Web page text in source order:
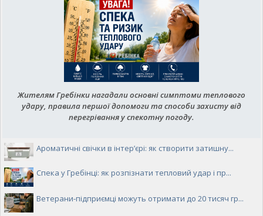
Жителям Гребінки нагадали основні симптоми теплового
удару, правила першої допомоги та способи захисту від
перегрівання у спекотну погоду.
Ароматичні свічки в інтер’єрі: як створити затишну...
Спека у Гребінці: як розпізнати тепловий удар і пр...
Ветерани-підприємці можуть отримати до 20 тисяч гр...